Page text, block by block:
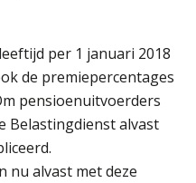
per 1 januari 2018
de premiepercentages
pensioenuitvoerders
Belastingdienst alvast
nu alvast met deze